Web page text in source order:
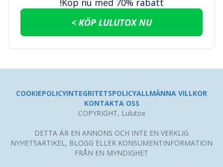
Köp nu med 70% rabatt!
KÖP LULUTOX NU >
ALLMÄNNA VILLKOR
INTEGRITETSPOLICY
COOKIEPOLICY
KONTAKTA OSS
COPYRIGHT, Lulutox
DETTA ÄR EN ANNONS OCH INTE EN VERKLIG
NYHETSARTIKEL, BLOGG ELLER KONSUMENTINFORMATION
FRÅN EN MYNDIGHET